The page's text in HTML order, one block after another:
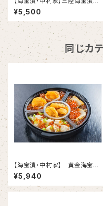
0ｇ
¥5,500
同じカ
【海宝漬・中村家】 黄金海宝漬
360ｇ
¥5,940